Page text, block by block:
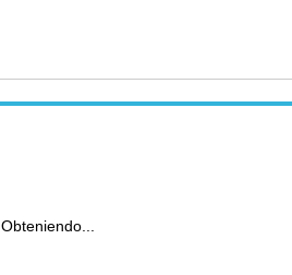
Obteniendo...